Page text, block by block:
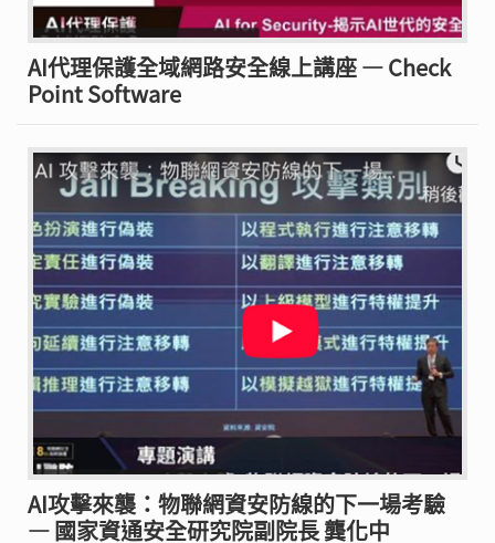
AI代理保護全域網路安全線上講座 — Check
Point Software
AI攻擊來襲：物聯網資安防線的下一場考驗
— 國家資通安全研究院副院長 龔化中